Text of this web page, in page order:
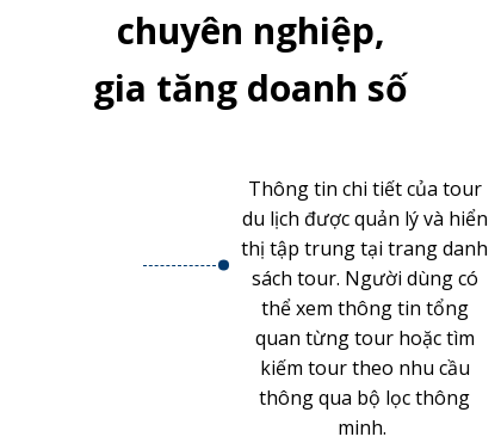
.
chuyên nghiệp,
gia tăng doanh số
Thông tin chi tiết của tour
du lịch được quản lý và hiển
thị tập trung tại trang danh
sách tour. Người dùng có
thể xem thông tin tổng
quan từng tour hoặc tìm
kiếm tour theo nhu cầu
thông qua bộ lọc thông
minh.